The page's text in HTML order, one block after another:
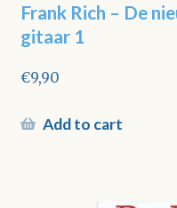
Frank Rich – De
gitaar 1
€9,90
Add to cart